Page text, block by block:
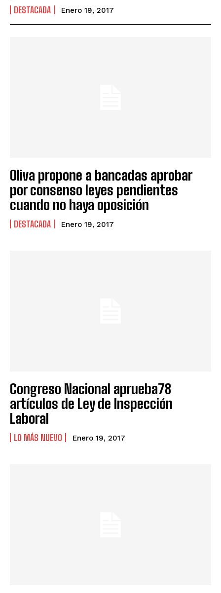
DESTACADA Enero 19, 2017
Oliva propone a bancadas aprobar
por consenso leyes pendientes
cuando no haya oposición
DESTACADA Enero 19, 2017
Congreso Nacional aprueba78
artículos de Ley de Inspección
Laboral
LO MÁS NUEVO Enero 19, 2017